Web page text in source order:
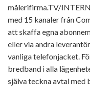
målerifirma.TV/
med 15 kanaler från
att skaffa egna
eller via andra
vanliga telefonjacket.
bredband i alla
själva teckna avtal med